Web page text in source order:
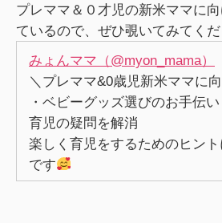
プレママ＆０才児の新米ママに
ているので、ぜひ覗いてみてくだ
みょんママ（@myon_mama）
＼プレママ&0歳児新米ママに
・ベビーグッズ選びのお手伝
育児の疑問を解消
楽しく育児をするためのヒン
です